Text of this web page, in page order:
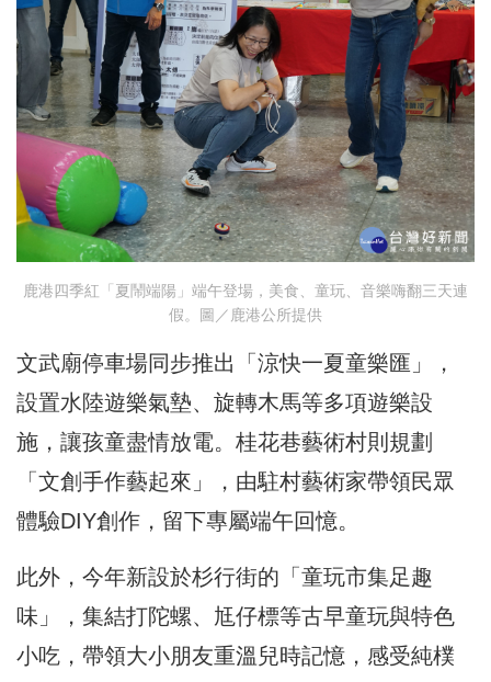
鹿港四季紅「夏鬧端陽」端午登場，美食、童玩、音樂嗨翻三天連
假。圖／鹿港公所提供
文武廟停車場同步推出「涼快一夏童樂匯」，
設置水陸遊樂氣墊、旋轉木馬等多項遊樂設
施，讓孩童盡情放電。桂花巷藝術村則規劃
「文創手作藝起來」，由駐村藝術家帶領民眾
體驗DIY創作，留下專屬端午回憶。
此外，今年新設於杉行街的「童玩市集足趣
味」，集結打陀螺、尪仔標等古早童玩與特色
小吃，帶領大小朋友重溫兒時記憶，感受純樸